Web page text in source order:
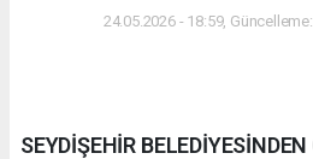
24.05.2026 - 18:59,
SEYDİŞEHİR